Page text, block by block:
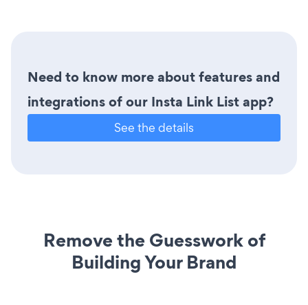
Need to know more about features and
integrations of our Insta Link List app?
See the details
Remove the Guesswork of
Building Your Brand